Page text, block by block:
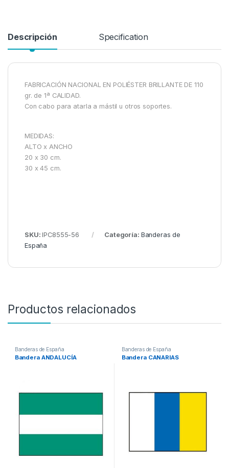
Descripción Specification
FABRICACIÓN NACIONAL EN POLIÉSTER BRILLANTE DE 110
gr. de 1ª CALIDAD.
Con cabo para atarla a mástil u otros soportes.
MEDIDAS:
ALTO x ANCHO
20 x 30 cm.
30 x 45 cm.
SKU:IPC8555-56 Categoría: Banderas de
España
Productos relacionados
Banderas de España
Bandera ANDALUCÍA
Banderas de España
Bandera CANARIAS